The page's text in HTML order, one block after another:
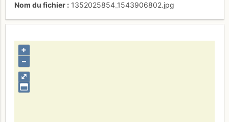
Nom du fichier
1352025854_1543906802.jpg
⤢
+
–